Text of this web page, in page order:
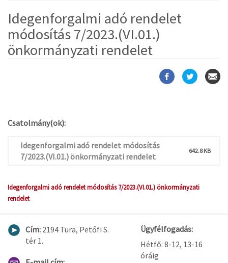
Idegenforgalmi adó rendelet
módosítás 7/2023.(VI.01.)
önkormányzati rendelet
Csatolmány(ok):
Idegenforgalmi adó rendelet módosítás
7/2023.(VI.01.) önkormányzati rendelet
642.8 KB
Idegenforgalmi adó rendelet módosítás 7/2023.(VI.01.) önkormányzati
rendelet
Cím: 2194 Tura, Petőfi S.
tér 1.
Ügyfélfogadás:
Hétfő: 8-12, 13-16
óráig